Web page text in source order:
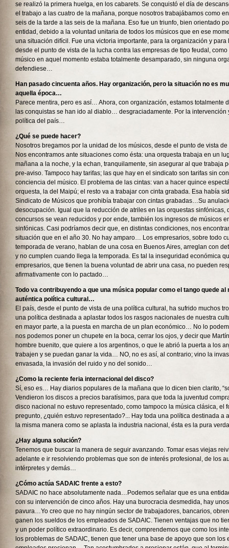
se realizó la primera huelga, en los cabarets. Se conquistó el día de
el trabajo a las cuatro de la mañana, porque nosotros trabajábamos como
seis de la tarde a las seis de la mañana. Eso fue un triunfo, bien orientado
entidad, debido a la voluntad unitaria de todos los músicos que en ese
una situación difícil. Fue una victoria importante, para la organización y para
desde el punto de vista de la lucha contra las empresas de tipo feudal,
músico en aquel momento estaba totalmente desamparado, sin ninguna
defendiese…
Han pasado cincuenta años. Hay organización, pero la situación no es
aquella época…
Parece mentira, pero es así… Ahora, con organización, estamos totalmente
las conquistas se han ido al diablo… desgraciadamente. Por la intervención
política del país…
¿Qué se puede hacer?
Nosotros bregamos por la unidad de los músicos, desde el punto de vista
Nos encontramos ante situaciones como ésta: una orquesta trabaja en un
mañana a la noche, y la echan, tranquilamente, sin asegurar al que trabaja
pre-aviso. Tampoco hay tarifas; las que hay en el sindicato son tarifas sin
conciencia del músico. El problema de las cintas: van a hacer quince
orquesta, la del Maipú; el resto va a trabajar con cinta grabada. Esa había
Sindicato de Músicos que prohibía trabajar con cintas grabadas…Su
desocupación. Igual que la reducción de atriles en las orquestas sinfónicas,
concursos se vean reducidos y por ende, también los ingresos de músicos
sinfónicas. Casi podríamos decir que, en distintas condiciones, nos
situación que en el año 30. No hay amparo… Los empresarios, sobre todo
temporada de verano, hablan de una cosa en Buenos Aires, arreglan con
y no cumplen cuando llega la temporada. Es tal la inseguridad económica
empresarios, que tienen la buena voluntad de abrir una casa, no pueden
afirmativamente con lo pactado…
Todo va contribuyendo a que una música popular como el tango quede al
auténtica política cultural…
El país, desde el punto de vista de una política cultural, ha sufrido muchos
una política destinada a aplastar todos los rasgos nacionales de nuestra
en mayor parte, a la puesta en marcha de un plan económico… No lo
nos podemos poner un chupete en la boca, cerrar los ojos, y decir que
hombre buenito, que quiere a los argentinos, o que le abrió la puerta a los
trabajen y se puedan ganar la vida… NO, no es así, al contrario; vino la
envasada, la invasión del ruido y no del sonido…
¿Como la reciente feria internacional del disco?
Sí, eso es… Hay diarios populares de la mañana que lo dicen bien clarito,
Vendieron los discos a precios baratísimos, para que toda la juventud
disco nacional no estuvo representado, como tampoco la música clásica, el
pregunto, ¿quién estuvo representado?... Hay toda una política destinada a
la misma manera como se aplasta la industria nacional, ésta es la pura
¿Hay alguna solución?
Tenemos que buscar la manera de seguir avanzando. Tomar esas viejas
adelante e ir resolviendo problemas que son de interés profesional, de los
intérpretes y demás…
¿Cómo actúa SADAIC frente a esto?
SADAIC no hace absolutamente nada…Podemos señalar que es una
con su intervención de cinco años. Hay una burocracia desmedida, hay
pavura…Yo creo que no hay ningún sector de trabajadores, bancarios,
ganen los sueldos de los empleados de SADAIC. Tienen ventajas que no
y un poder político extraordinario. Es decir, comprendemos que como los
los problemas de SADAIC, tienen que tener una base de apoyo que son los